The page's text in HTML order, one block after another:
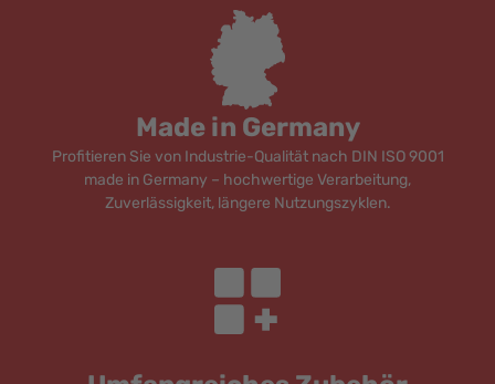
Made in Germany
Profitieren Sie von Industrie-Qualität nach DIN ISO 9001
made in Germany – hochwertige Verarbeitung,
Zuverlässigkeit, längere Nutzungszyklen.